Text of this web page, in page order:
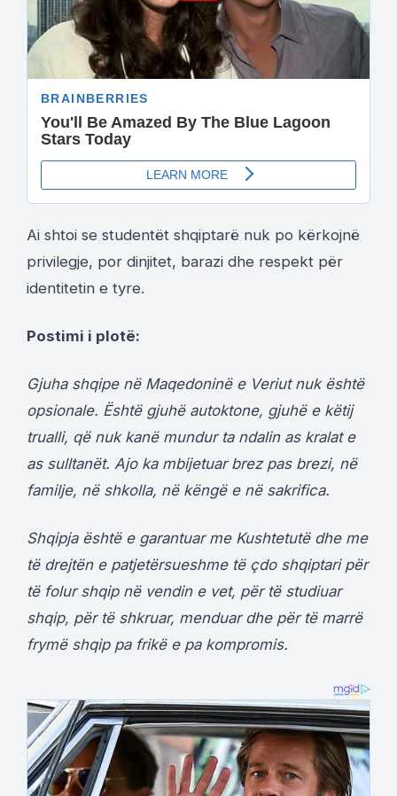
Ai shtoi se studentët shqiptarë nuk po kërkojnë
privilegje, por dinjitet, barazi dhe respekt për
identitetin e tyre.
Postimi i plotë:
Gjuha shqipe në Maqedoninë e Veriut nuk është
opsionale. Është gjuhë autoktone, gjuhë e këtij
trualli, që nuk kanë mundur ta ndalin as kralat e
as sulltanët. Ajo ka mbijetuar brez pas brezi, në
familje, në shkolla, në këngë e në sakrifica.
Shqipja është e garantuar me Kushtetutë dhe me
të drejtën e patjetërsueshme të çdo shqiptari për
të folur shqip në vendin e vet, për të studiuar
shqip, për të shkruar, menduar dhe për të marrë
frymë shqip pa frikë e pa kompromis.